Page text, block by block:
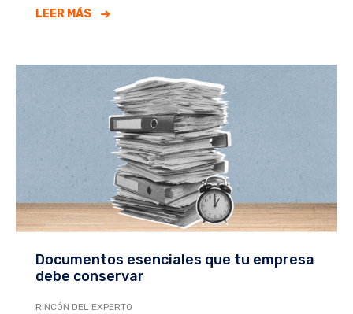
LEER MÁS
Documentos esenciales que tu empresa
debe conservar
RINCÓN DEL EXPERTO